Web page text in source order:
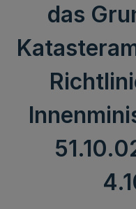
das